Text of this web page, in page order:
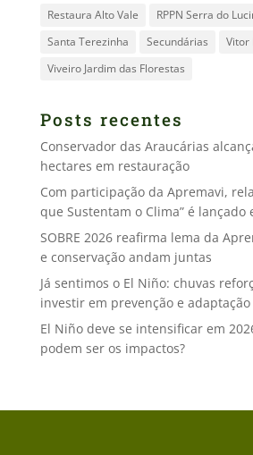
Restaura Alto Vale
RPPN Serra do
Santa Terezinha
Secundárias
Vitor
Viveiro Jardim das Florestas
Posts recentes
Conservador das Araucárias
hectares em restauração
Com participação da Apremavi,
que Sustentam o Clima” é lançado
SOBRE 2026 reafirma lema da
e conservação andam juntas
Já sentimos o El Niño: chuvas
investir em prevenção e
El Niño deve se intensificar em
podem ser os impactos?